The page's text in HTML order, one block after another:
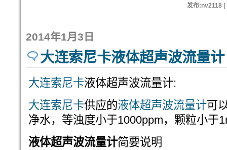
发布:nv2118 |
2014年1月3日
大连索尼卡液体超声波流量计
大连索尼卡液体超声波流量计:
大连索尼卡供应的液体超声波流量计可
净水，等浊度小于1000ppm，颗粒小于
液体超声波流量计简要说明